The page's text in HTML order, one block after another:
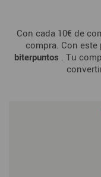
Con cada 10€ de
compra. Con
biterpuntos . Tu